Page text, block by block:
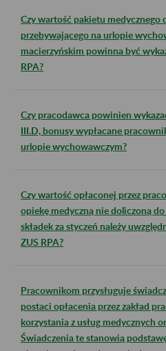
Czy wartość pakietu medycznego
przebywającego na urlopie
macierzyńskim powinna być
RPA?
Czy pracodawca powinien
III.D, bonusy wypłacane
urlopie wychowawczym?
Czy wartość opłaconej przez
opiekę medyczną nie doliczoną
składek za styczeń należy
ZUS RPA?
Pracownikom przysługuje
postaci opłacenia przez zakład
korzystania z usług medycznych
Świadczenia te stanowią